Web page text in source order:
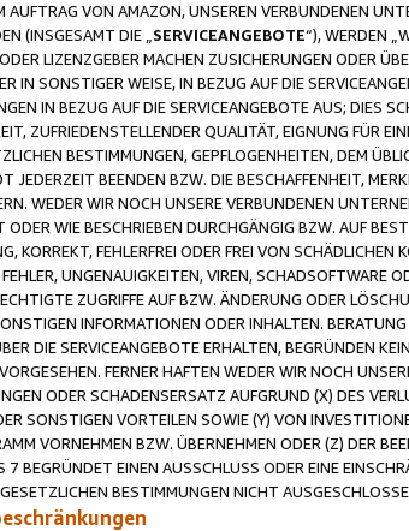
AUFTRAG VON AMAZON, UNSEREN VERBUNDENEN
(INSGESAMT DIE „ SERVICEANGEBOTE“), WERDEN
LIZENZGEBER MACHEN ZUSICHERUNGEN ODER
IN SONSTIGER WEISE, IN BEZUG AUF DIE
IN BEZUG AUF DIE SERVICEANGEBOTE AUS; DIES
ZUFRIEDENSTELLENDER QUALITÄT, EIGNUNG FÜR
BESTIMMUNGEN, GEPFLOGENHEITEN, DEM
JEDERZEIT BEENDEN BZW. DIE BESCHAFFENHEIT,
WEDER WIR NOCH UNSERE VERBUNDENEN
ODER WIE BESCHRIEBEN DURCHGÄNGIG BZW. AUF
KORREKT, FEHLERFREI ODER FREI VON
UNGENAUIGKEITEN, VIREN, SCHADSOFTWARE
ZUGRIFFE AUF BZW. ÄNDERUNG ODER
INFORMATIONEN ODER INHALTEN.
DIE SERVICEANGEBOTE ERHALTEN, BEGRÜNDEN
FERNER HAFTEN WEDER WIR NOCH
ODER SCHADENSERSATZ AUFGRUND (X) DES
SONSTIGEN VORTEILEN SOWIE (Y) VON
VORNEHMEN BZW. ÜBERNEHMEN ODER (Z) DER
7 BEGRÜNDET EINEN AUSSCHLUSS ODER EINE
BESTIMMUNGEN NICHT